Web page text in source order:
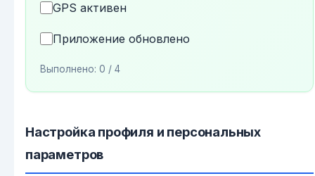
GPS активен
Приложение обновлено
Выполнено: 0 / 4
Настройка профиля и персональных
параметров